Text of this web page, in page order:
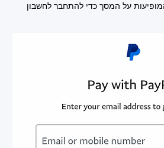
על המסך כדי להתחבר לחשבון